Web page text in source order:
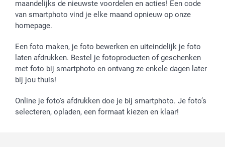
Vaderdag
Verjaardag
Geboorte
Wettelijke garantie
Privacybeleid
Cookiebeleid
Prijslijst
Jobs & Stages
Investor Relations
Grote bestellingen
Levering
Mijn orderstatus
smartfriends
maandelijks de nieuwste voordelen en acties! Een code
van smartphoto vind je elke maand opnieuw op onze
homepage.
Een foto maken, je foto bewerken en uiteindelijk je foto
laten afdrukken. Bestel je fotoproducten of geschenken
met foto bij smartphoto en ontvang ze enkele dagen later
bij jou thuis!
Online je foto's afdrukken doe je bij smartphoto. Je foto’s
selecteren, opladen, een formaat kiezen en klaar!